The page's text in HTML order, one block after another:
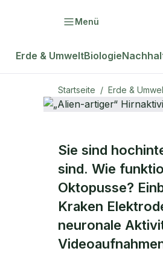
Menü
Erde & UmweltBiologie
Startseite / Erde &
ERDE & UMWELT
der
Sie sind
sind. Wie
Oktopusse?
Kraken
neuronale